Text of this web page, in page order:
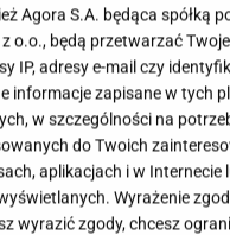
Agora S.A. będąca spółką
o.o., będą przetwarzać
IP, adresy e-mail czy
informacje zapisane w tych
w szczególności na
do Twoich
aplikacjach i w Internecie
Wyrażenie
wyrazić zgody, chcesz